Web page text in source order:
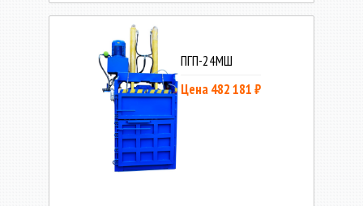
ПГП-24МШ
Цена 482 181 ₽